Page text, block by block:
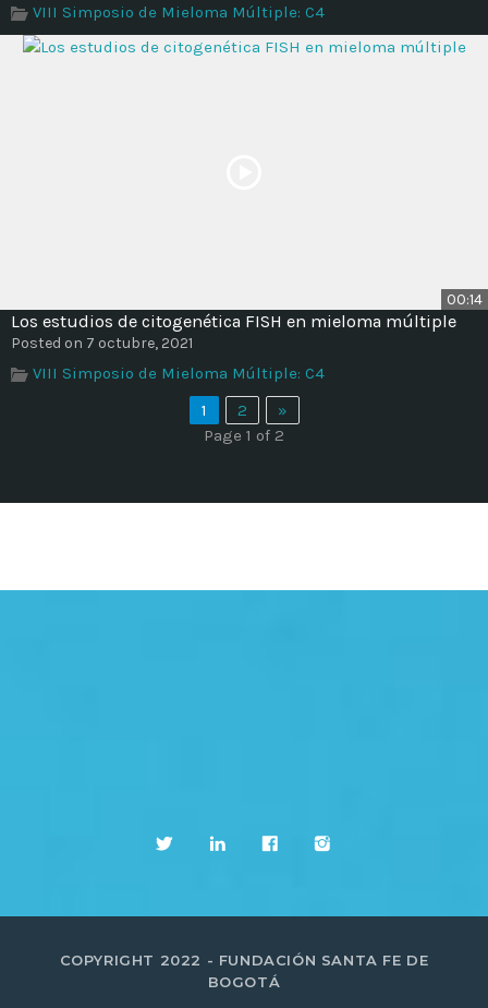
VIII Simposio de Mieloma Múltiple: C4
00:14
Los estudios de citogenética FISH en mieloma múltiple
Posted on 7 octubre, 2021
VIII Simposio de Mieloma Múltiple: C4
1
2
»
Page 1 of 2
COPYRIGHT 2022 - FUNDACIÓN SANTA FE DE
BOGOTÁ